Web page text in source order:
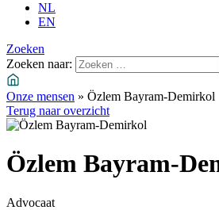
NL
EN
Zoeken
Zoeken naar:
Onze mensen » Özlem Bayram-Demirkol
Terug naar overzicht
Özlem Bayram-
Advocaat